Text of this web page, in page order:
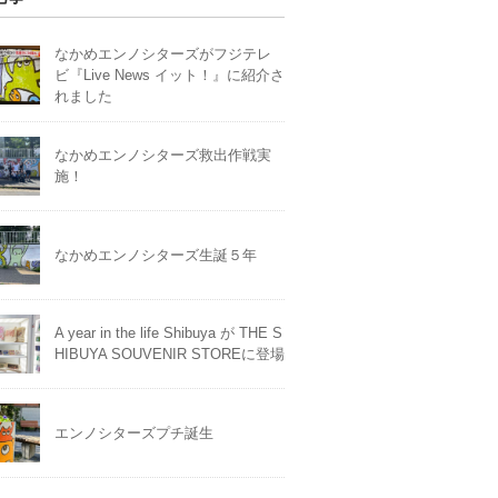
なかめエンノシターズがフジテレ
ビ『Live News イット！』に紹介さ
れました
なかめエンノシターズ救出作戦実
施！
なかめエンノシターズ生誕５年
A year in the life Shibuya が THE S
HIBUYA SOUVENIR STOREに登場
エンノシターズプチ誕生